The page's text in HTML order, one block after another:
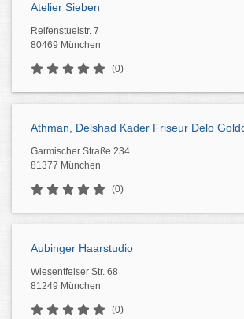
Atelier Sieben
Reifenstuelstr. 7
80469 München
(0)
Athman, Delshad Kader Friseur Delo
Garmischer Straße 234
81377 München
(0)
Aubinger Haarstudio
Wiesentfelser Str. 68
81249 München
(0)